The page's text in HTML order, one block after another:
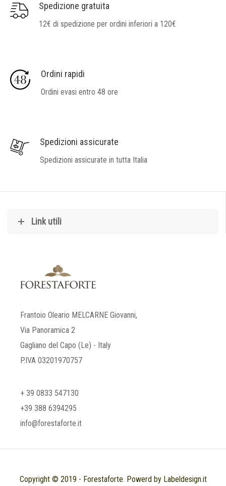
Spedizione gratuita
12€ di spedizione per ordini inferiori a 120€
Ordini rapidi
Ordini evasi entro 48 ore
Spedizioni assicurate
Spedizioni assicurate in tutta Italia
Link utili
Frantoio Oleario MELCARNE Giovanni,
Via Panoramica 2
Gagliano del Capo (Le) - Italy
P.IVA 03201970757
+ 39 0833 547130
+39 388 6394295
info@forestaforte.it
Copyright © 2019 - Forestaforte. Powerd by Labeldesign.it